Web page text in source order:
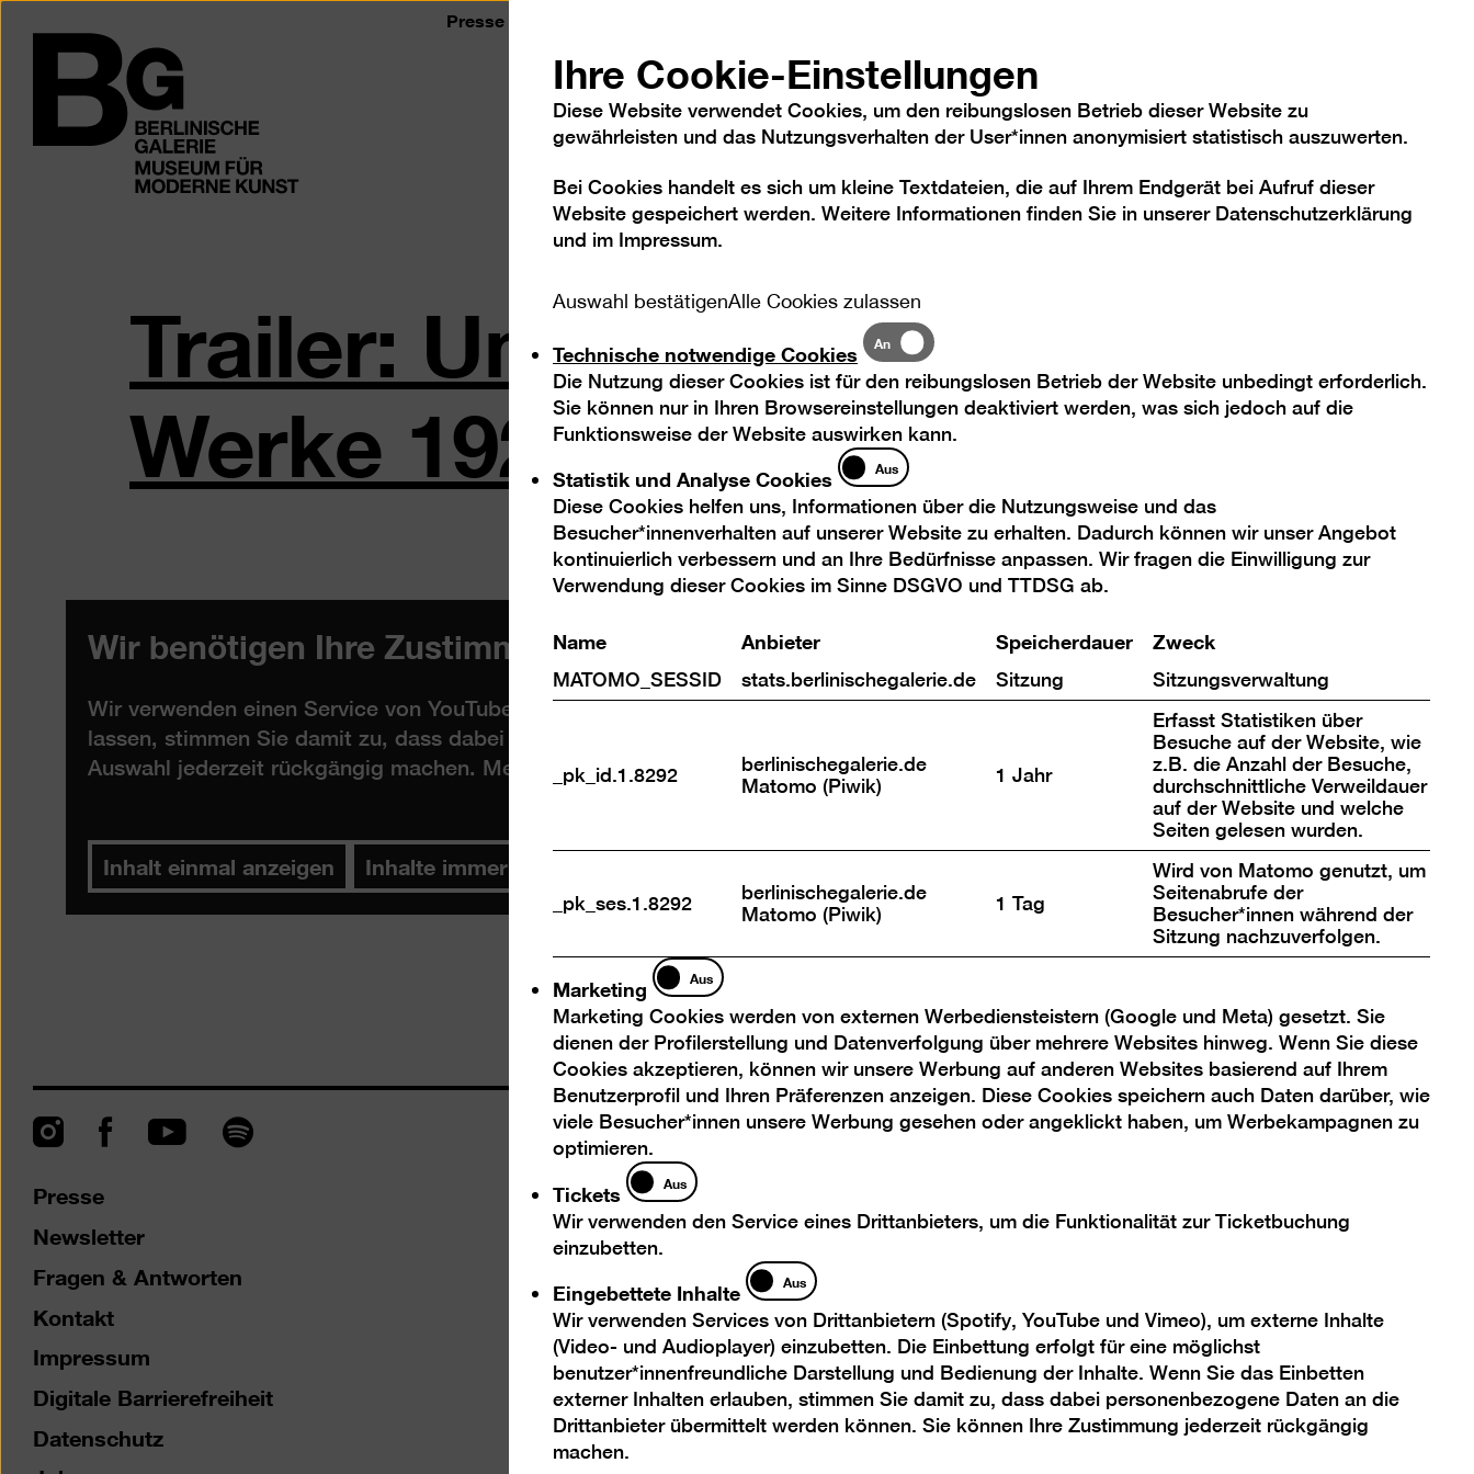
Seiteninhalt
springen
Galerie
Presse
Besuch Ausstellungen Programme Sammlung Berlinische Galerie
Trailer: Umbo. Fotograf.
Werke 1926 – 1956
Wir benötigen Ihre Zustimmung, um Videos von YouTube zu laden
Wir verwenden einen Service von YouTube, um Videos einzubetten. Wenn Sie den Inhalt mit Ihrem Auswahl-Klick anzeigen
lassen, stimmen Sie damit zu, dass dabei personenbezogene Daten an Drittanbieter übermittelt werden können. Sie können Ihre
Auswahl jederzeit rückgängig machen. Mehr Informationen dazu finden Sie in unserer
Datenschutzerklärung.
Inhalt einmal anzeigen Inhalte immer laden
Nach
oben
scrollen
InstagramFacebookYouTubeSpotify
Presse
Newsletter
Fragen & Antworten
Kontakt
Impressum
Digitale Barrierefreiheit
Datenschutz
Öffnungszeiten
Mi – Mo 10 – 18 Uhr
Dienstags geschlossen
Eintritt
Tageskarte 12 €
Ermäßigt 7 €
Happy Wednesday: Ermäßigter Eintritt (7 €)
für alle an jedem 1. Mittwoch des Monats
Freier Eintritt bis 18 Jahre
Freier Eintritt für Geflüchtete
Berlinische Galerie
Stiftung Öffentlichen Rechts
bg@berlinischegalerie.de
Tel +49 (0)30-789 02-600
Fax +49 (0)30-789 02-700
Ihre Cookie-Einstellungen
Diese Website verwendet Cookies, um den reibungslosen Betrieb dieser Website zu
gewährleisten und das Nutzungsverhalten der User*innen anonymisiert statistisch auszuwerten.
Bei Cookies handelt es sich um kleine Textdateien, die auf Ihrem Endgerät bei Aufruf dieser
Website gespeichert werden. Weitere Informationen finden Sie in unserer Datenschutzerklärung
und im Impressum.
Auswahl bestätigenAlle Cookies zulassen
Technische notwendige Cookies
Technische
notwendige
Cookies
An
Die Nutzung dieser Cookies ist für den reibungslosen Betrieb der Website unbedingt erforderlich.
Sie können nur in Ihren Browsereinstellungen deaktiviert werden, was sich jedoch auf die
Funktionsweise der Website auswirken kann.
Statistik und Analyse Cookies
Statistik
und
Analyse
Cookies
Aus
Diese Cookies helfen uns, Informationen über die Nutzungsweise und das
Besucher*innenverhalten auf unserer Website zu erhalten. Dadurch können wir unser Angebot
kontinuierlich verbessern und an Ihre Bedürfnisse anpassen. Wir fragen die Einwilligung zur
Verwendung dieser Cookies im Sinne DSGVO und TTDSG ab.
Name Anbieter Speicherdauer Zweck
MATOMO_SESSID stats.berlinischegalerie.de Sitzung Sitzungsverwaltung
_pk_id.1.8292
berlinischegalerie.de
Matomo (Piwik)
1 Jahr
Erfasst Statistiken über
Besuche auf der Website, wie
z.B. die Anzahl der Besuche,
durchschnittliche Verweildauer
auf der Website und welche
Seiten gelesen wurden.
_pk_ses.1.8292
berlinischegalerie.de
Matomo (Piwik)
1 Tag
Wird von Matomo genutzt, um
Seitenabrufe der
Besucher*innen während der
Sitzung nachzuverfolgen.
Marketing
Marketing
Aus
Marketing Cookies werden von externen Werbediensteistern (Google und Meta) gesetzt. Sie
dienen der Profilerstellung und Datenverfolgung über mehrere Websites hinweg. Wenn Sie diese
Cookies akzeptieren, können wir unsere Werbung auf anderen Websites basierend auf Ihrem
Benutzerprofil und Ihren Präferenzen anzeigen. Diese Cookies speichern auch Daten darüber, wie
viele Besucher*innen unsere Werbung gesehen oder angeklickt haben, um Werbekampagnen zu
optimieren.
Tickets
Tickets
Aus
Wir verwenden den Service eines Drittanbieters, um die Funktionalität zur Ticketbuchung
einzubetten.
Eingebettete Inhalte
Eingebettete
Inhalte
Aus
Wir verwenden Services von Drittanbietern (Spotify, YouTube und Vimeo), um externe Inhalte
(Video- und Audioplayer) einzubetten. Die Einbettung erfolgt für eine möglichst
benutzer*innenfreundliche Darstellung und Bedienung der Inhalte. Wenn Sie das Einbetten
externer Inhalten erlauben, stimmen Sie damit zu, dass dabei personenbezogene Daten an die
Drittanbieter übermittelt werden können. Sie können Ihre Zustimmung jederzeit rückgängig
machen.